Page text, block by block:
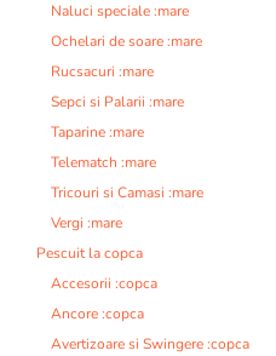
Naluci speciale :mare
Ochelari de soare :mare
Rucsacuri :mare
Sepci si Palarii :mare
Taparine :mare
Telematch :mare
Tricouri si Camasi :mare
Vergi :mare
Pescuit la copca
Accesorii :copca
Ancore :copca
Avertizoare si Swingere :copca